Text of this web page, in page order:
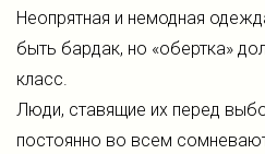
Неопрятная и немодная
быть бардак, но «обертка»
класс.
Люди, ставящие их перед
постоянно во всем